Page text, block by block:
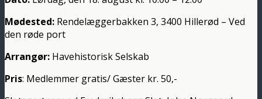
Mødested: Rendelæggerbakken 3, 3400 Hillerød – Ved
den røde port
Arrangør: Havehistorisk Selskab
Pris: Medlemmer gratis/ Gæster kr. 50,-